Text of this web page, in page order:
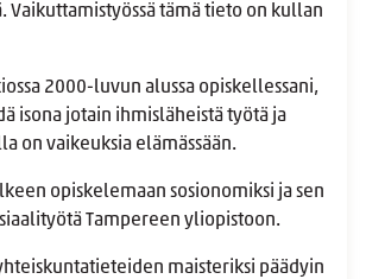
Vaikuttamistyössä tämä tieto on kullan
2000-luvun alussa opiskellessani,
isona jotain ihmisläheistä työtä ja
on vaikeuksia elämässään.
opiskelemaan sosionomiksi ja sen
Tampereen yliopistoon.
maisteriksi päädyin